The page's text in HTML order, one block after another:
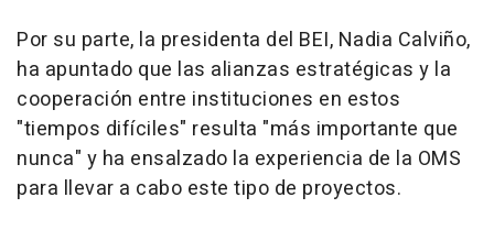
Por su parte, la presidenta del BEI, Nadia Calviño,
ha apuntado que las alianzas estratégicas y la
cooperación entre instituciones en estos
"tiempos difíciles" resulta "más importante que
nunca" y ha ensalzado la experiencia de la OMS
para llevar a cabo este tipo de proyectos.